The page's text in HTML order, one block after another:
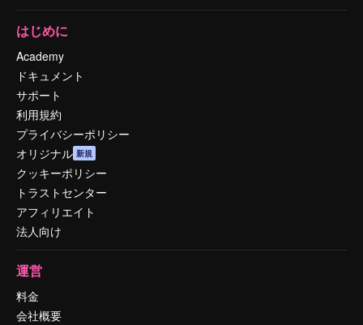
はじめに
Academy
ドキュメント
サポート
利用規約
プライバシーポリシー
オリジナル 新規
クッキーポリシー
トラストセンター
アフィリエイト
法人向け
運営
料金
会社概要